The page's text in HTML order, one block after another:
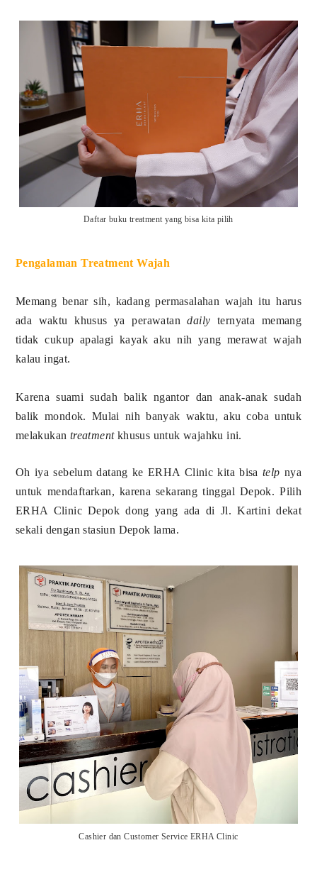
Daftar buku treatment yang bisa kita pilih
Pengalaman Treatment Wajah
Memang benar sih, kadang permasalahan wajah itu harus
ada waktu khusus ya perawatandaily ternyata memang
tidak cukup apalagi kayak aku nih yang merawat wajah
kalau ingat.
Karena suami sudah balik ngantor dan anak-anak sudah
balik mondok. Mulai nih banyak waktu, aku coba untuk
melakukan treatmentkhusus untuk wajahku ini.
Oh iya sebelum datang ke ERHA Clinic kita bisatelp nya
untuk mendaftarkan, karena sekarang tinggal Depok. Pilih
ERHA Clinic Depok dong yang ada di Jl. Kartini dekat
sekali dengan stasiun Depok lama.
Cashier dan Customer Service ERHA Clinic